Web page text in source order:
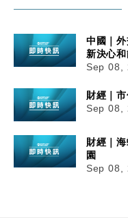
中國｜
新決心和
Sep 08,
財經｜
Sep 08,
財經｜
園
Sep 08,